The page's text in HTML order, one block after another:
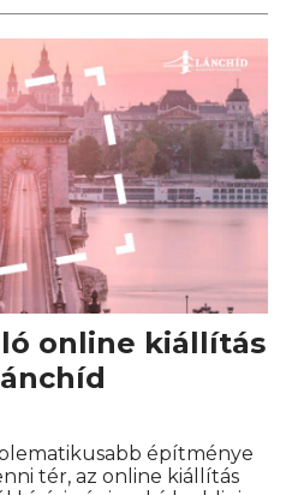
online kiállítás
építménye
tér, az online kiállítás